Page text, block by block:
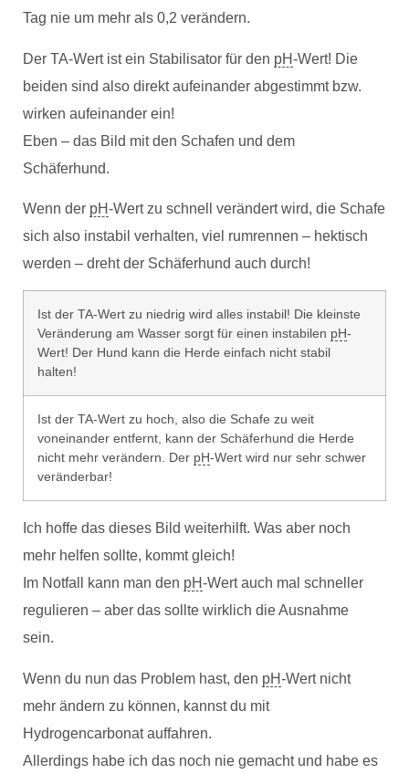
Tag nie um mehr als 0,2 verändern.
Der TA-Wert ist ein Stabilisator für den pH-Wert! Die
beiden sind also direkt aufeinander abgestimmt bzw.
wirken aufeinander ein!
Eben – das Bild mit den Schafen und dem
Schäferhund.
Wenn der pH-Wert zu schnell verändert wird, die Schafe
sich also instabil verhalten, viel rumrennen – hektisch
werden – dreht der Schäferhund auch durch!
Ist der TA-Wert zu niedrig wird alles instabil! Die kleinste
Veränderung am Wasser sorgt für einen instabilen pH-
Wert! Der Hund kann die Herde einfach nicht stabil
halten!
Ist der TA-Wert zu hoch, also die Schafe zu weit
voneinander entfernt, kann der Schäferhund die Herde
nicht mehr verändern. Der pH-Wert wird nur sehr schwer
veränderbar!
Ich hoffe das dieses Bild weiterhilft. Was aber noch
mehr helfen sollte, kommt gleich!
Im Notfall kann man den pH-Wert auch mal schneller
regulieren – aber das sollte wirklich die Ausnahme
sein.
Wenn du nun das Problem hast, den pH-Wert nicht
mehr ändern zu können, kannst du mit
Hydrogencarbonat auffahren.
Allerdings habe ich das noch nie gemacht und habe es